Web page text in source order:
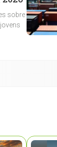
sobre